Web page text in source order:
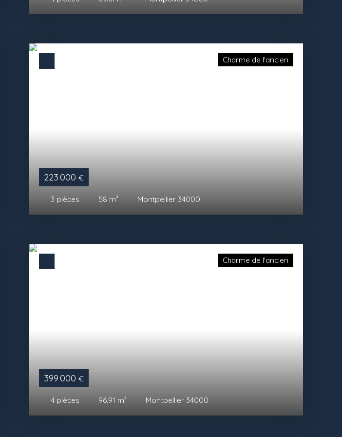
223 000 €
3 pièces 58 m² Montpellier 34000
Charme de l'ancien
399 000 €
4 pièces 96.91 m² Montpellier 34000
Charme de l'ancien